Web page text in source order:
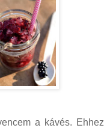
a kávés. Ehhez